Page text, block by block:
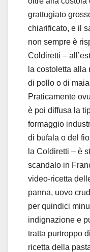
grattugiato
chiarificato, e il
non sempre è
Coldiretti –
la costoletta
di pollo o di
Praticamente
è poi diffusa la
formaggio
di bufala o del
la Coldiretti – è
scandalo in
video-ricetta
panna, uovo
per quindici
indignazione e
tratta purtroppo
ricetta della